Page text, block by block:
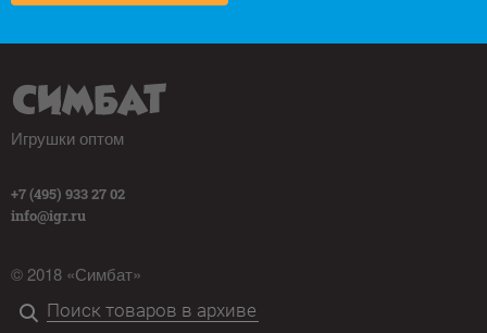
Игрушки оптом
+7 (495) 933 27 02
info@igr.ru
© 2018 «Симбат»